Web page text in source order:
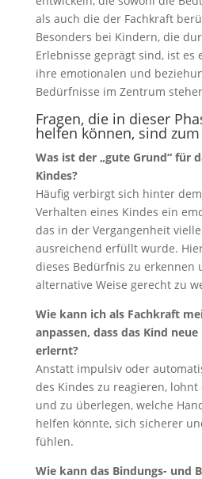
als auch die der Fachkraft
Besonders bei Kindern, die
Erlebnisse geprägt sind, ist es
ihre emotionalen und
Bedürfnisse im Zentrum
Fragen, die in dieser
helfen können, sind
Was ist der „gute Grund“ für
Kindes?
Häufig verbirgt sich hinter
Verhalten eines Kindes ein
das in der Vergangenheit
ausreichend erfüllt wurde.
dieses Bedürfnis zu erkennen
alternative Weise gerecht zu
Wie kann ich als Fachkraft
anpassen, dass das Kind
erlernt?
Anstatt impulsiv oder
des Kindes zu reagieren,
und zu überlegen, welche
helfen könnte, sich sicherer
fühlen.
Wie kann das Bindungs- und